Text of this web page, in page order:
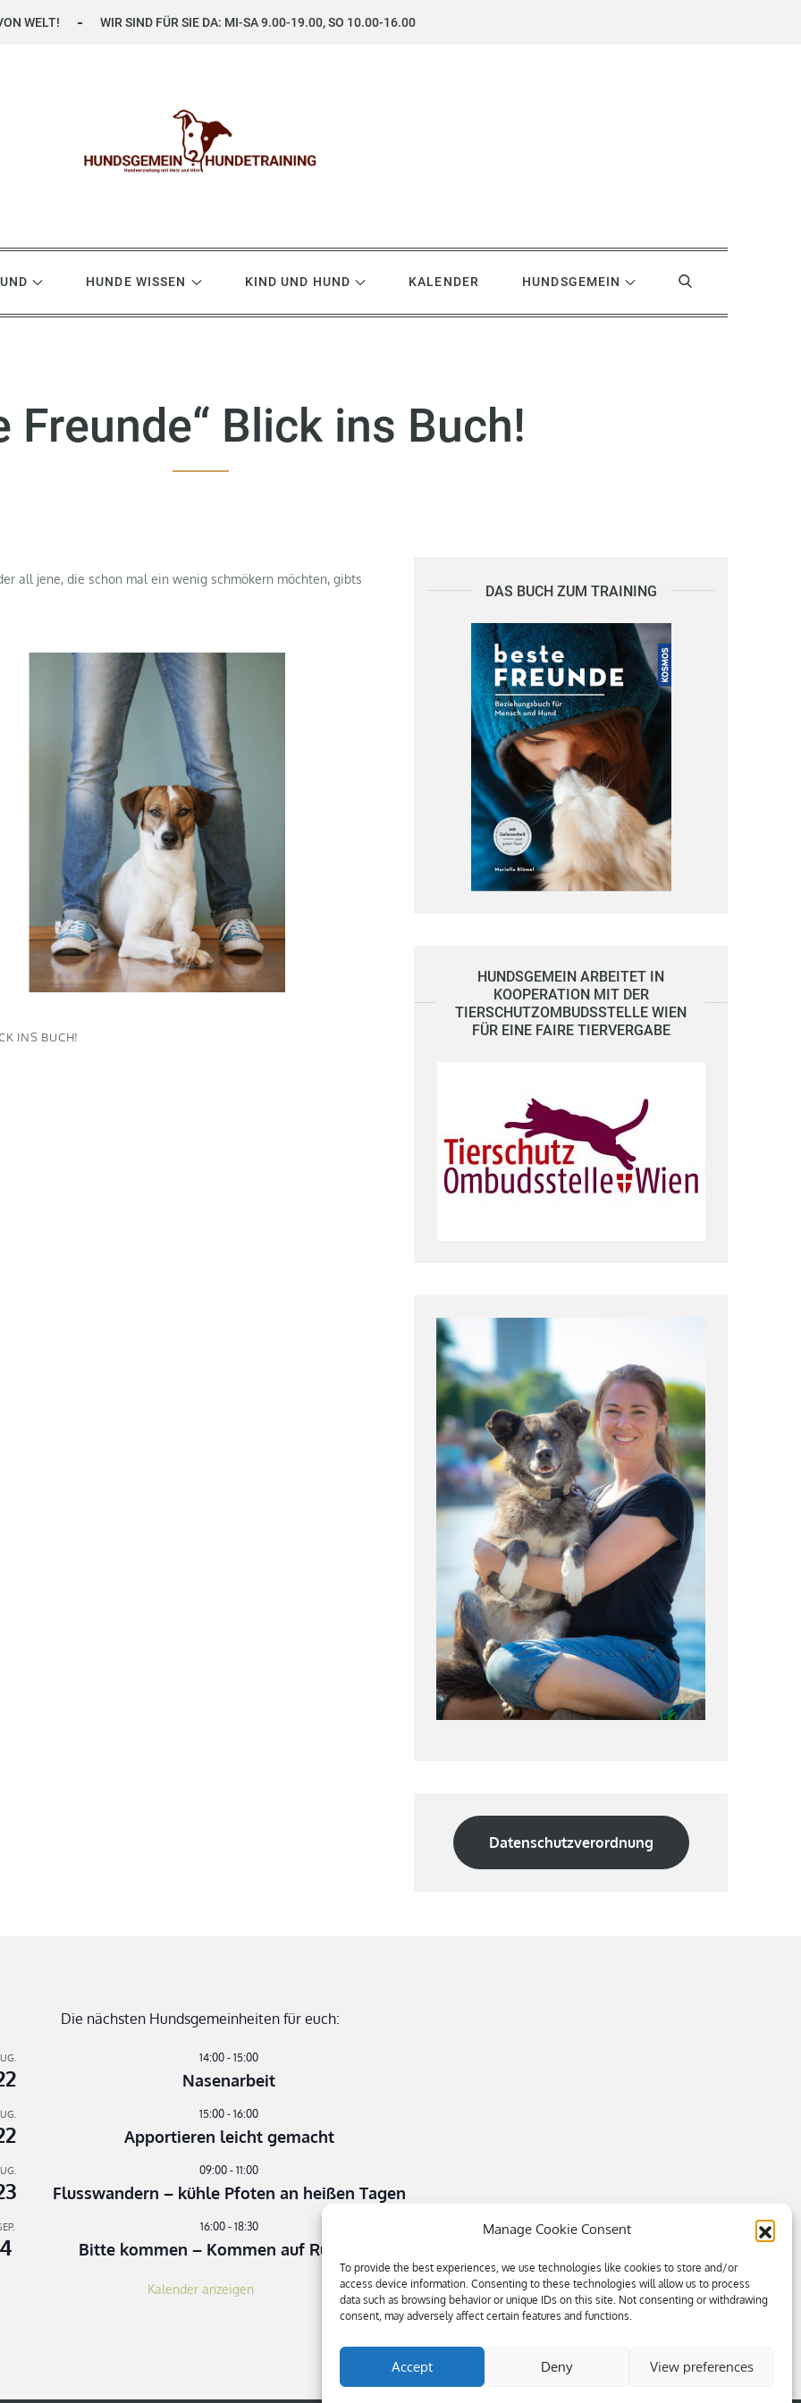
Manage Cookie Consent
To provide the best experiences, we use technologies like cookies to store and/or
access device information. Consenting to these technologies will allow us to process
data such as browsing behavior or unique IDs on this site. Not consenting or withdrawing
consent, may adversely affect certain features and functions.
Accept Deny View preferences
WELT! WIR SIND FÜR SIE DA: MI-SA 9.00-19.00, SO 10.00-16.00
HUNDE WISSEN KIND UND HUND KALENDER HUNDSGEMEIN
Freunde“ Blick ins Buch!
all jene, die schon mal ein wenig schmökern möchten, gibts
INS BUCH!
DAS BUCH ZUM TRAINING
HUNDSGEMEIN ARBEITET IN
KOOPERATION MIT DER
TIERSCHUTZOMBUDSSTELLE WIEN
FÜR EINE FAIRE TIERVERGABE
Datenschutzverordnung
Die nächsten Hundsgemeinheiten für euch:
14:00 - 15:00
Nasenarbeit
15:00 - 16:00
Apportieren leicht gemacht
09:00 - 11:00
Flusswandern – kühle Pfoten an heißen Tagen
16:00- 18:30
Bitte kommen – Kommen auf Ruf Teil 3
Kalender anzeigen